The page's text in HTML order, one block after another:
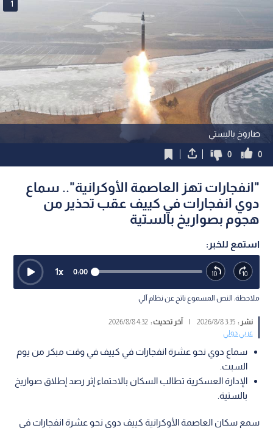
صاروخ باليستي
1
0
0
"انفجارات تهز العاصمة الأوكرانية".. سماع
دوي انفجارات في كييف عقب تحذير من
هجوم بصواريخ بالستية
استمع للخبر:
0:00
1x
ملاحظة: النص المسموع ناتج عن نظام آلي
نشر :3:35 2026/8/8
| آخر تحديث :4:32 2026/8/8
عربي دولي
سماع دوي نحو عشرة انفجارات في كييف في وقت مبكر من يوم
السبت.
الإدارة العسكرية تطالب السكان بالاحتماء إثر رصد إطلاق صواريخ
بالستية.
سمع سكان العاصمة الأوكرانية كييف دوي نحو عشرة انفجارات في